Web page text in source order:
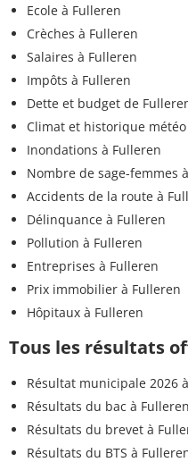
Ecole à Fulleren
Crèches à Fulleren
Salaires à Fulleren
Impôts à Fulleren
Dette et budget de
Climat et historique
Inondations à Fulleren
Nombre de sage-femmes
Accidents de la route à
Délinquance à Fulleren
Pollution à Fulleren
Entreprises à Fulleren
Prix immobilier à Fulleren
Hôpitaux à Fulleren
Tous les résultats
Résultat municipale 2026
Résultats du bac à Fulleren
Résultats du brevet à
Résultats du BTS à